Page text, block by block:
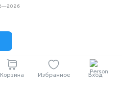
Корзина Избранное Вход